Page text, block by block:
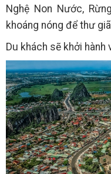
Nghệ Non Nước,
khoáng nóng để thư
Du khách sẽ khởi hành